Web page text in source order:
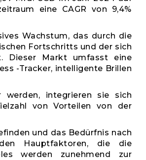
eine CAGR von 9,4%
Wachstum, das durch die
Fortschritts und der sich
Dieser Markt umfasst eine
-Tracker, intelligente Brillen
werden, integrieren sie sich
von Vorteilen von der
und das Bedürfnis nach
Hauptfaktoren, die die
werden zunehmend zur